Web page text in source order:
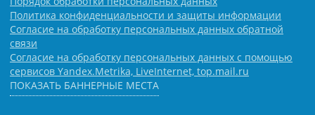
Политика конфиденциальности и защиты информации
Согласие на обработку персональных данных обратной
связи
Согласие на обработку персональных данных с помощью
сервисов Yandex.Metrika, LiveInternet, top.mail.ru
ПОКАЗАТЬ БАННЕРНЫЕ МЕСТА